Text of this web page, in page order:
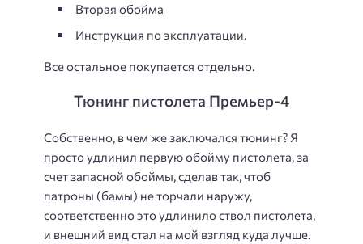
Вторая обойма
Инструкция по эксплуатации.
Все остальное покупается отдельно.
Тюнинг пистолета Премьер-4
Собственно, в чем же заключался тюнинг? Я
просто удлинил первую обойму пистолета, за
счет запасной обоймы, сделав так, чтоб
патроны (бамы) не торчали наружу,
соответственно это удлинило ствол пистолета,
и внешний вид стал на мой взгляд куда лучше.